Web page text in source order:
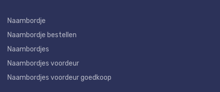
Naambordje
Naambordje bestellen
Naambordjes
Naambordjes voordeur
Naambordjes voordeur goedkoop